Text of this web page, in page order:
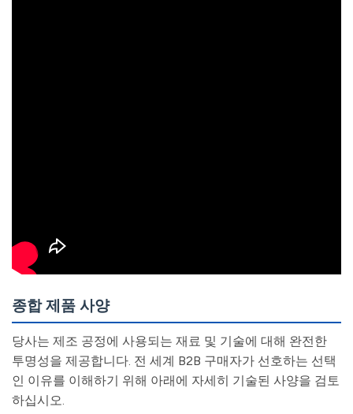
종합 제품 사양
당사는 제조 공정에 사용되는 재료 및 기술에 대해 완전한
투명성을 제공합니다. 전 세계 B2B 구매자가 선호하는 선택
인 이유를 이해하기 위해 아래에 자세히 기술된 사양을 검토
하십시오.